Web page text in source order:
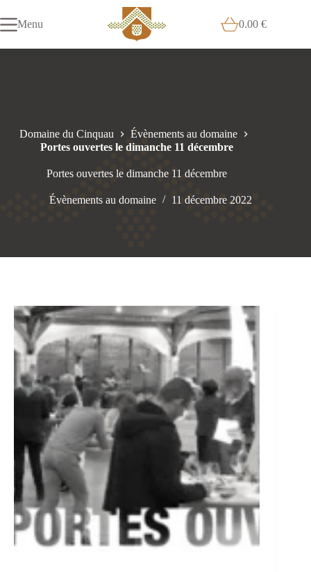
au
contenu
Menu
Panier0.00€
Domaine du Cinquau
Évènements au domaine
Portes ouvertes le dimanche 11 décembre
Portes ouvertes le dimanche 11 décembre
Évènements au domaine 11 décembre 2022